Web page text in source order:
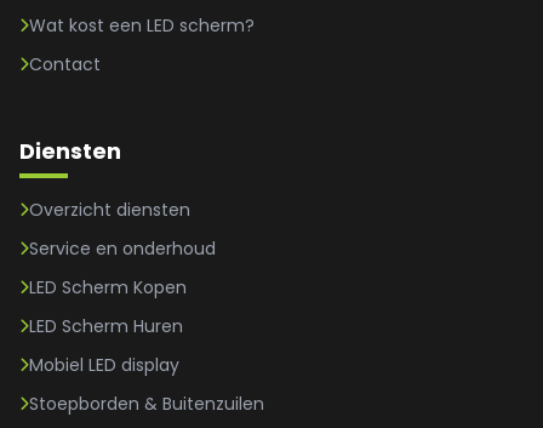
Wat kost een LED scherm?
Contact
Diensten
Overzicht diensten
Service en onderhoud
LED Scherm Kopen
LED Scherm Huren
Mobiel LED display
Stoepborden & Buitenzuilen